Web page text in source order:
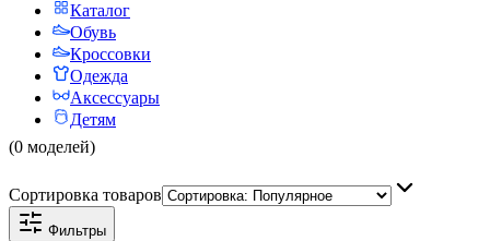
Каталог
Обувь
Кроссовки
Одежда
Аксессуары
Детям
(0 моделей)
Сортировка товаров
Фильтры